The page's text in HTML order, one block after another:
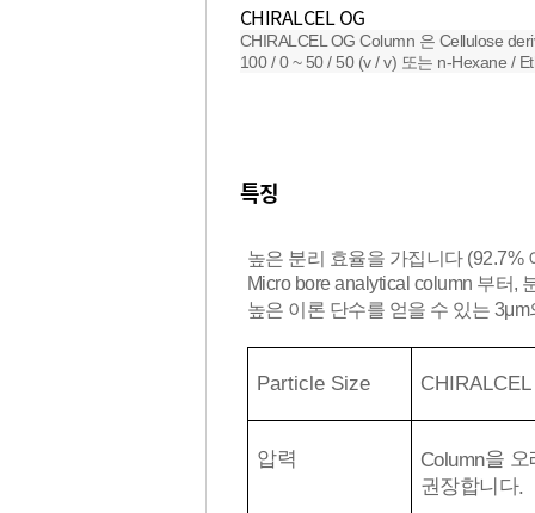
CHIRALCEL OG
CHIRALCEL OG Column 은 Cellulose
100 / 0 ~ 50 / 50 (v / v) 또는 n-Hexane /
특징
높은 분리 효율을 가집니다 (92.7%
Micro bore analytical column 부터,
높은 이론 단수를 얻을 수 있는
Particle Size
압력 Column을 오
권장합니다.